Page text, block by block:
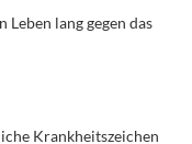
lang gegen das
Krankheitszeichen